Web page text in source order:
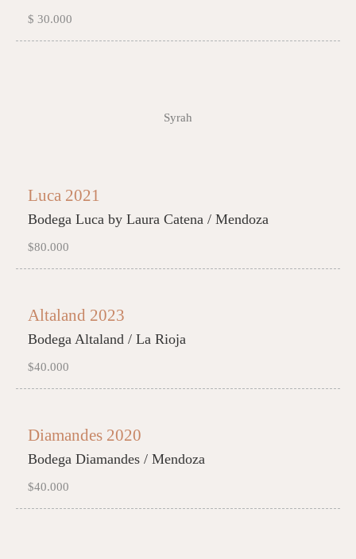
$ 30.000
Syrah
Luca 2021
Bodega Luca by Laura Catena / Mendoza
$80.000
Altaland 2023
Bodega Altaland / La Rioja
$40.000
Diamandes 2020
Bodega Diamandes / Mendoza
$40.000